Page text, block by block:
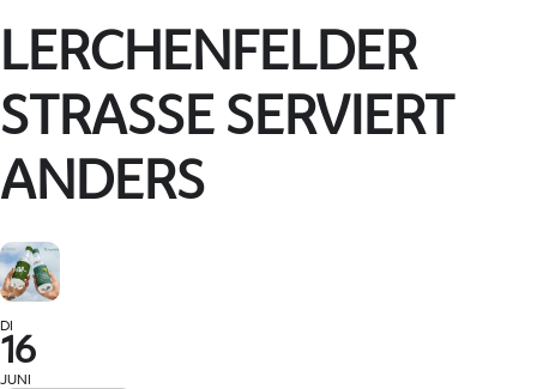
LERCHENFELDER
STRASSE SERVIERT A
NDERS
DI
16
JUNI